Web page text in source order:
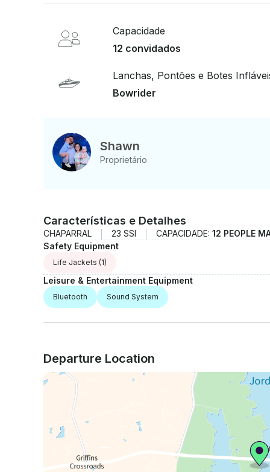
você está planejando um dia relaxante ou um
Mensagem com qualquer dúvida ou para
Capacidade
12 convidados
Lanchas, Pontões e Botes
Bowrider
Shawn
Proprietário
Características e Detalhes
CHAPARRAL 23 SSI CAPACIDADE: 12 PEOPLE
Safety Equipment
Life Jackets (1)
Leisure & Entertainment Equipment
Bluetooth Sound System
Departure Location